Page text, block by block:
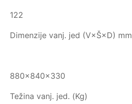
122
Dimenzije vanj. jed (V×Š×D) mm
880×840×330
Težina vanj. jed. (Kg)